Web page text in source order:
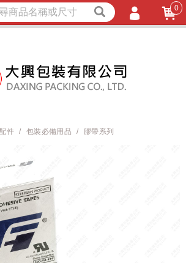
LINE詢問
件 包裝必備用品 膠帶系列
0
會員註冊
忘記密碼
匯款通知
獨家商品 耐熱內襯